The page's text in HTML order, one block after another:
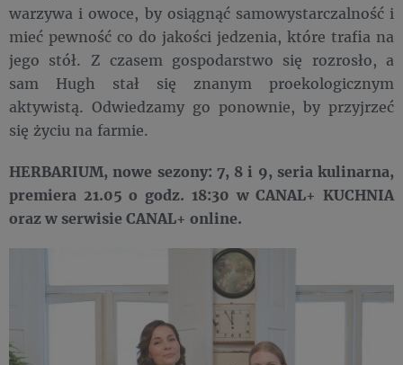
warzywa i owoce, by osiągnąć samowystarczalność i
mieć pewność co do jakości jedzenia, które trafia na
jego stół. Z czasem gospodarstwo się rozrosło, a
sam Hugh stał się znanym proekologicznym
aktywistą. Odwiedzamy go ponownie, by przyjrzeć
się życiu na farmie.
HERBARIUM, nowe sezony: 7, 8 i 9, seria kulinarna,
premiera 21.05 o godz. 18:30 w CANAL+ KUCHNIA
oraz w serwisie CANAL+ online.